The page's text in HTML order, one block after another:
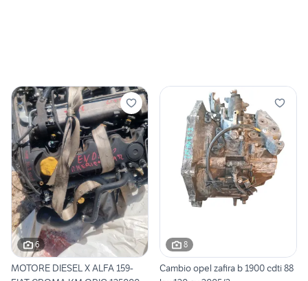
6
MOTORE DIESEL X ALFA 159-
8
Cambio opel zafira b 1900 cdti 88